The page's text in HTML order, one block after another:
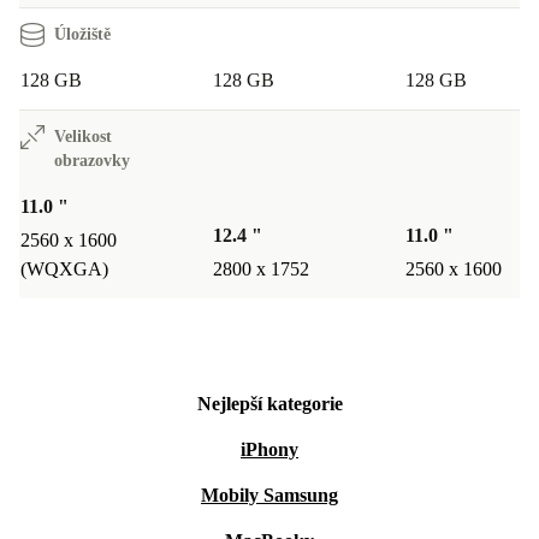
Úložiště
128 GB 128 GB 128 GB
Velikost
obrazovky
11.0 "
2560 x 1600
(WQXGA)
12.4 "
2800 x 1752
11.0 "
2560 x 1600
Nejlepší kategorie
iPhony
Mobily Samsung